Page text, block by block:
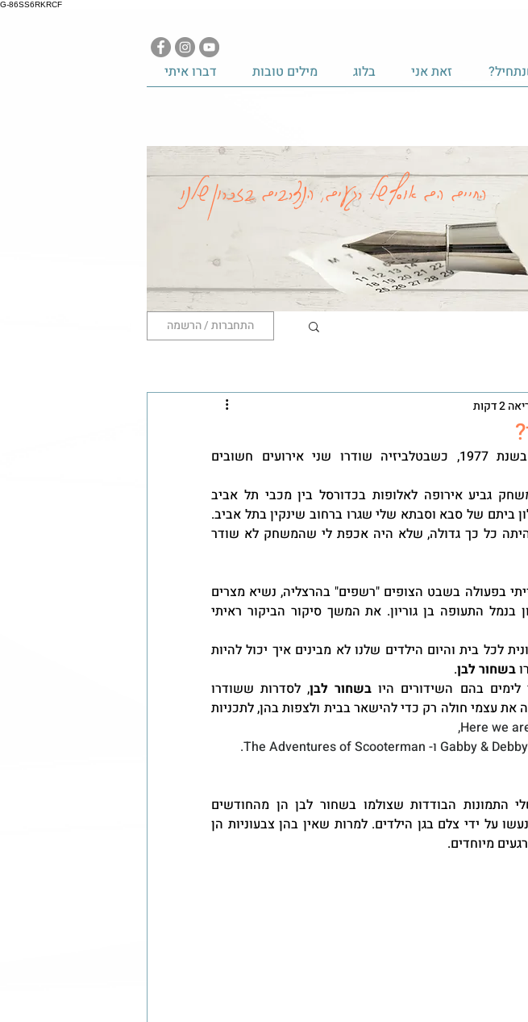
G-86SS6RKRCF
זאת אני בלוג מילים טובות דברו איתי
החיים הם אוסף של רגעים, הנצרבים בזכרון שלנו
התחברות / הרשמה
דקות
בשחור לבן.
בהם השידורים היו בשחור לבן
Here we
.The Adventures of Scooterman -ו Gabby & Debby ,The amazing world of Doctor
מיוחדים.